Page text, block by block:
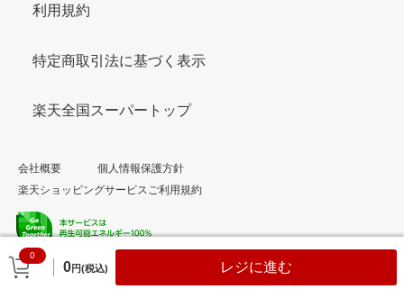
0
0円(税込) レジに進む
利用規約
特定商取引法に基づく表示
楽天全国スーパートップ
会社概要
個人情報保護方針
楽天ショッピングサービスご利用規約
© Rakuten Group, Inc.